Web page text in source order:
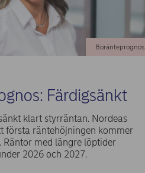
Boränteprognos
Färdigsänkt
klart styrräntan. Nordeas
första räntehöjningen kommer
Räntor med längre löptider
2026 och 2027.